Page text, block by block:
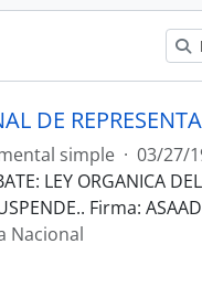
DE
simple · 03/27/
LEY ORGANICA
Firma:
Nacional